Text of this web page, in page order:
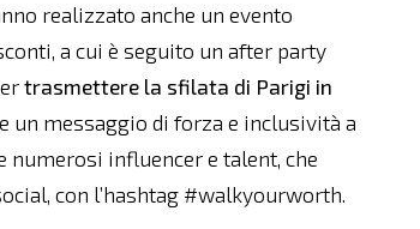
realizzato anche un evento
a cui è seguito un after party
trasmettere la sfilata di Parigi in
un messaggio di forza e inclusività a
influencer e talent, che
con l’hashtag #walkyourworth.